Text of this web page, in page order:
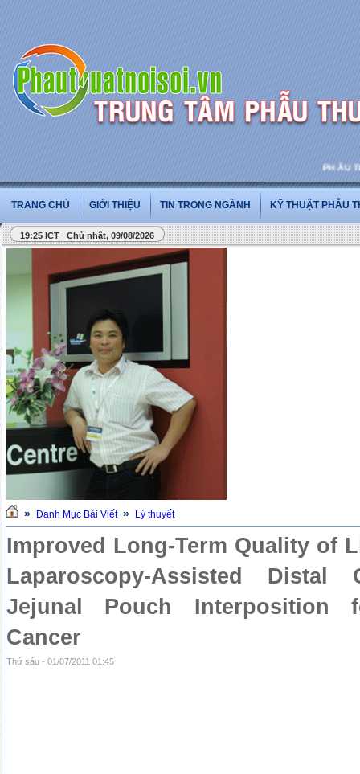
PHẪU
TRANG CHỦ GIỚI THIỆU TIN TRONG NGÀNH KỸ THUẬT PHẪU
19:25 ICT Chủ nhật, 09/08/2026
» Danh Mục Bài Viết » Lý thuyết
Improved Long-Term Quality of
Laparoscopy-Assisted Distal
Jejunal Pouch Interposition
Cancer
Thứ sáu - 01/07/2011 01:45